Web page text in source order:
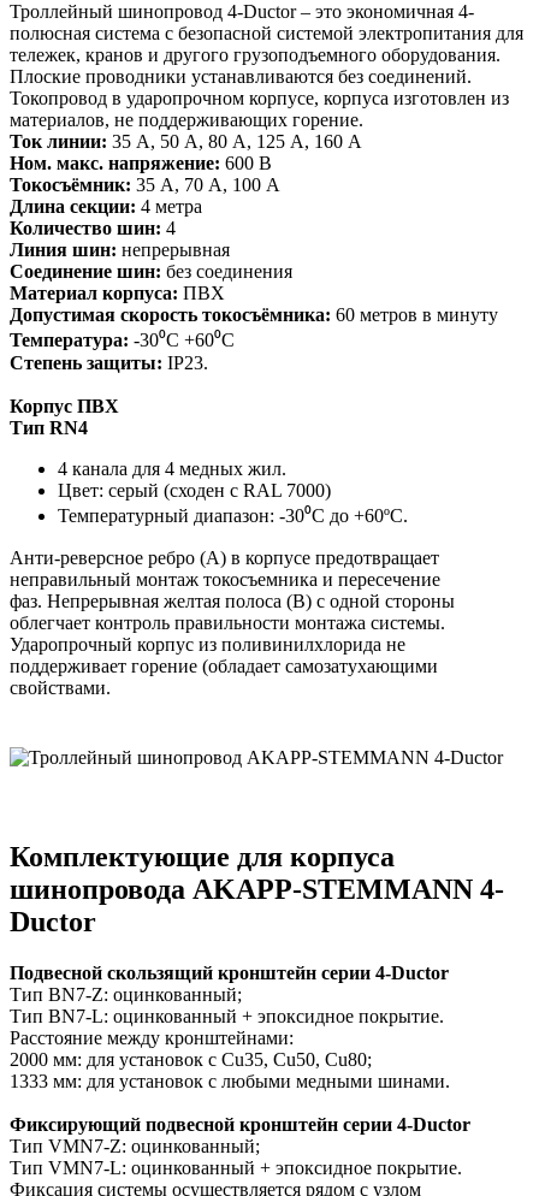
Троллейный шинопровод 4-Ductor – это экономичная 4-
полюсная система с безопасной системой электропитания для
тележек, кранов и другого грузоподъемного оборудования.
Плоские проводники устанавливаются без соединений.
Токопровод в ударопрочном корпусе, корпуса изготовлен из
материалов, не поддерживающих горение.
Ток линии: 35 А, 50 А, 80 А, 125 А, 160 A
Ном. макс. напряжение: 600 В
Токосъёмник: 35 А, 70 А, 100 А
Длина секции: 4 метра
Количество шин: 4
Линия шин: непрерывная
Соединение шин: без соединения
Материал корпуса: ПВХ
Допустимая скорость токосъёмника: 60 метров в минуту
Температура: -30⁰С +60⁰С
Степень защиты: IP23.
Корпус ПВХ
Тип RN4
4 канала для 4 медных жил.
Цвет: серый (сходен с RAL 7000)
Температурный диапазон: -30⁰С до +60ºC.
Анти-реверсное ребро (А) в корпусе предотвращает
неправильный монтаж токосъемника и пересечение
фаз. Непрерывная желтая полоса (В) с одной стороны
облегчает контроль правильности монтажа системы.
Ударопрочный корпус из поливинилхлорида не
поддерживает горение (обладает самозатухающими
свойствами.
Комплектующие для корпуса
шинопровода AKAPP-STEMMANN 4-
Ductor
Подвесной скользящий кронштейн серии 4-Ductor
Tип BN7-Z: оцинкованный;
Тип BN7-L: оцинкованный + эпоксидное покрытие.
Расстояние между кронштейнами:
2000 мм: для установок с Cu35, Cu50, Cu80;
1333 мм: для установок с любыми медными шинами.
Фиксирующий подвесной кронштейн серии 4-Ductor
Тип VMN7-Z: оцинкованный;
Тип VMN7-L: оцинкованный + эпоксидное покрытие.
Фиксация системы осуществляется рядом с узлом